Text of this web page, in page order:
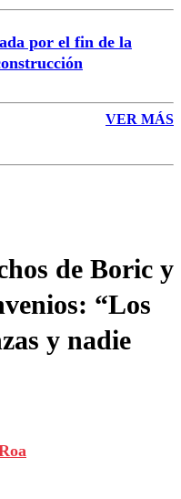
por el fin de la
VER MÁS
de Boric y
“Los
y nadie